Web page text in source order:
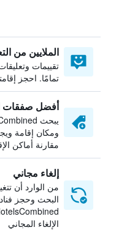
الملايين من
تقييمات
تمامًا. احجز
أفضل صفقات
ومكان إقامة
مقارنة أماكن
إلغاء مجاني
من الوارد أن
البحث وحجز
الإلغاء المجاني